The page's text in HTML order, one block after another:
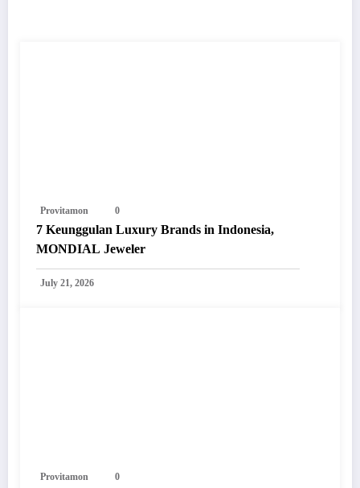
Provitamon 0
7 Keunggulan Luxury Brands in Indonesia,
MONDIAL Jeweler
July 21, 2026
Provitamon 0